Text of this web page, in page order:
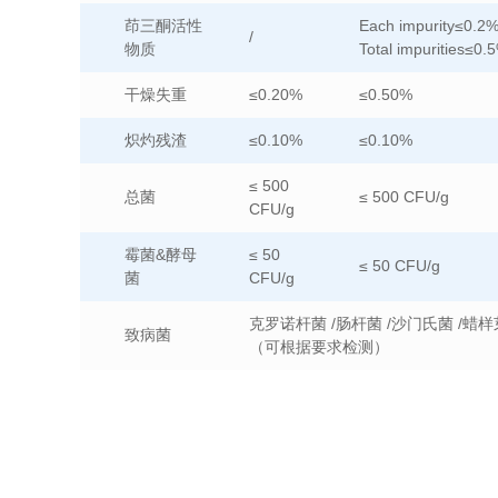
茚三酮活性
物质
/
Each impurity≤0.2%
Total
干燥失重 ≤0.20% ≤0.50%
炽灼残渣 ≤0.10% ≤0.10%
总菌
≤ 500
CFU/g
≤ 500 CFU/g
霉菌&酵母
菌
≤ 50
CFU/g
≤ 50 CFU/g
致病菌
克罗诺杆菌 /肠杆菌 /沙门氏菌 /蜡
（可根据要求检测）